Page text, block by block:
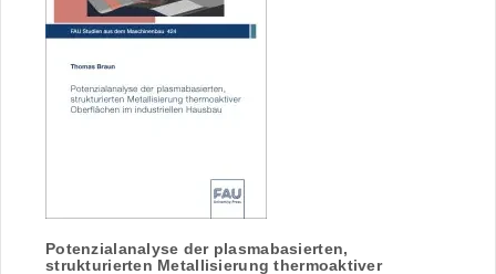
Potenzialanalyse der plasmabasierten,
strukturierten Metallisierung thermoaktiver